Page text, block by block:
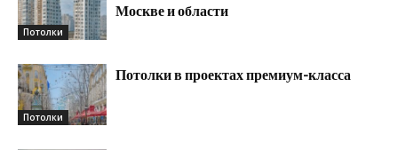
Потолки
Москве и области
Потолки
Потолки в проектах премиум-класса